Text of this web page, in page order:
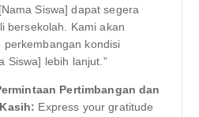
Siswa] dapat segera
bersekolah. Kami akan
perkembangan kondisi
Siswa] lebih lanjut.”
Pertimbangan dan
Express your gratitude